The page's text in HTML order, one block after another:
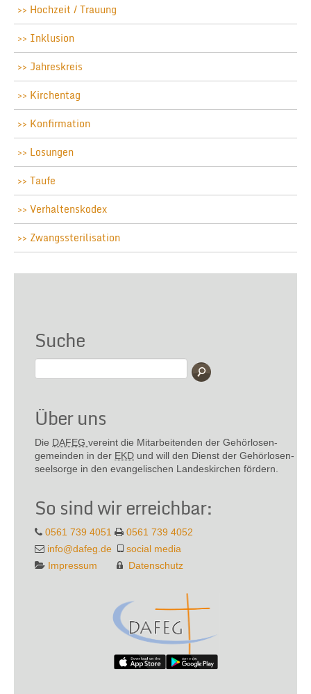
Hochzeit / Trauung
Inklusion
Jahreskreis
Kirchentag
Konfirmation
Losungen
Taufe
Verhaltenskodex
Zwangssterilisation
Suche
Über uns
Die DAFEG vereint die Mitarbeitenden der Gehör­losen­
gemeinden in der EKD und will den Dienst der Gehör­losen­
seel­sorge in den evange­lischen Landes­kirchen fördern.
So sind wir erreichbar:
0561 739 4051
0561 739 4052
info@dafeg.de
social media
Impressum
Datenschutz